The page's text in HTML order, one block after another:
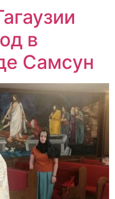
в
Самсун